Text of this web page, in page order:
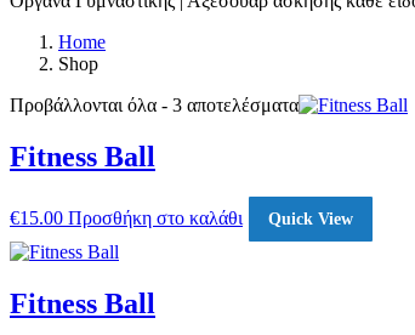
Home
Shop
Προβάλλονται όλα - 3 αποτελέσματα
Fitness Ball
€15.00 Προσθήκη στο καλάθι Quick View
Fitness Ball